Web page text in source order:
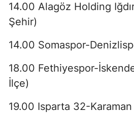
14.00 Alagöz Holding
Şehir)
14.00 Somaspor-
18.00 Fethiyespor-
İlçe)
19.00 Isparta 32-